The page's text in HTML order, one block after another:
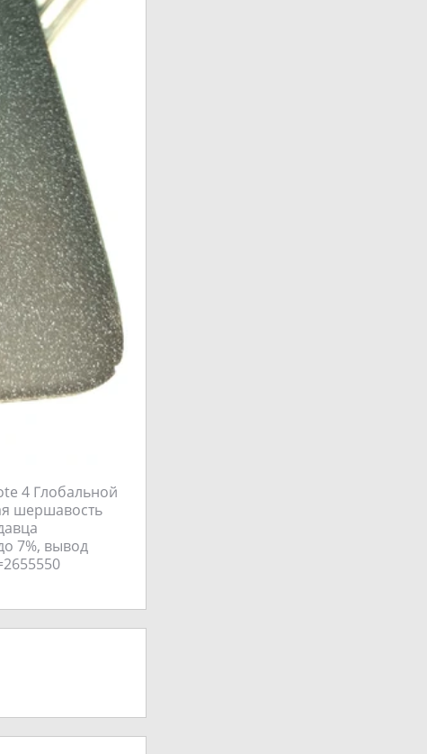
4 Глобальной
шершавость
7%, вывод